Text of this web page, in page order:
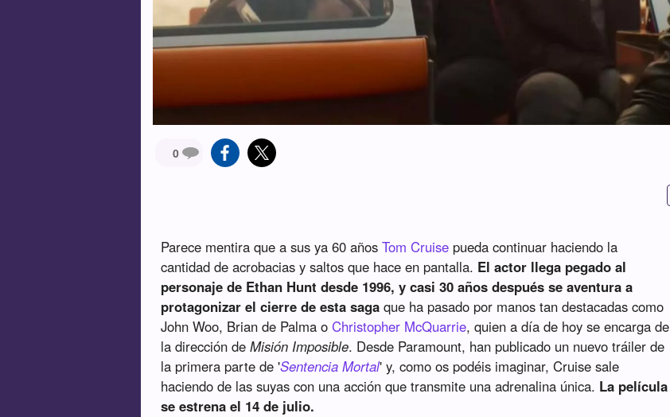
0
Parece mentira que a sus ya 60 añosTom Cruise pueda continuar haciendo la
cantidad de acrobacias y saltos que hace en pantalla. El actor llega pegado al
personaje de Ethan Hunt desde 1996, y casi 30 años después se aventura a
protagonizar el cierre de esta saga que ha pasado por manos tan destacadas como
John Woo, Brian de Palma oChristopher McQuarrie, quien a día de hoy se encarga de
la dirección deMisión Imposible. Desde Paramount, han publicado un nuevo tráiler de
la primera parte de 'Sentencia Mortal' y, como os podéis imaginar, Cruise sale
haciendo de las suyas con una acción que transmite una adrenalina única. La película
se estrena el 14 de julio.